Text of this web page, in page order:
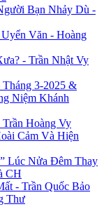
Bạn Nhảy Dù -
Văn - Hoàng
- Trần Nhật Vy
3-2025 &
Niệm Khánh
Hoàng Vy
Cảm Và Hiện
Lúc Nửa Đêm Thay
CH
- Trần Quốc Bảo
Thư